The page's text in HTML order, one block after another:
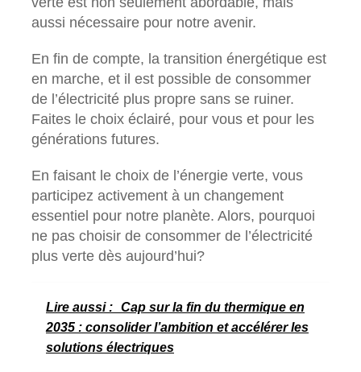
aussi nécessaire pour notre avenir.
En fin de compte, la transition énergétique est
en marche, et il est possible de consommer
de l’électricité plus propre sans se ruiner.
Faites le choix éclairé, pour vous et pour les
générations futures.
En faisant le choix de l’énergie verte, vous
participez activement à un changement
essentiel pour notre planète. Alors, pourquoi
ne pas choisir de consommer de l’électricité
plus verte dès aujourd’hui?
Lire aussi : Cap sur la fin du thermique en
2035 : consolider l’ambition et accélérer les
solutions électriques